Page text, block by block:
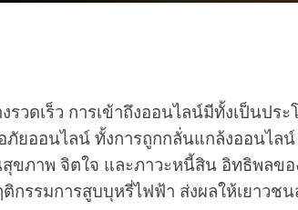
เร็ว การเข้าถึงออนไลน์มีทั้งเป็นประ
ภัยออนไลน์ ทั้งการถูกกลั่นแกล้งออนไล
ขภาพ จิตใจ และภาวะหนี้สิน อิทธิพลข
กรรมการสูบบุหรี่ไฟฟ้า ส่งผลให้เยาวช